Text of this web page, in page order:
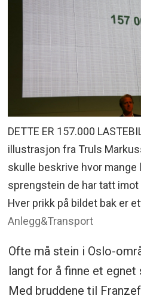
DETTE ER 157.000
illustrasjon fra Truls
skulle beskrive hvor mange
sprengstein de har tatt
Hver prikk på bildet bak er
Anlegg&Transport
Ofte må stein i Oslo-
langt for å finne et
Med bruddene til